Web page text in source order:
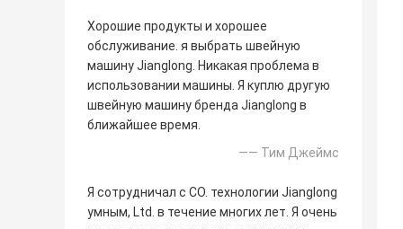
Хорошие продукты и хорошее
обслуживание. я выбрать швейную
машину Jianglong. Никакая проблема в
использовании машины. Я куплю другую
швейную машину бренда Jianglong в
ближайшее время.
—— Тим Джеймс
Я сотрудничал с CO. технологии Jianglong
умным, Ltd. в течение многих лет. Я очень